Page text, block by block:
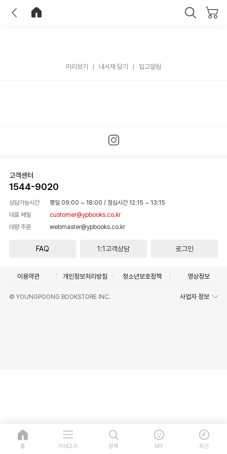
미리보기 내서재 담기 입고알림
고객센터
1544-9020
상담가능시간 평일 09:00 ~ 18:00 / 점심시간 12:15 ~ 13:15
대표 메일
customer@ypbooks.co.kr
대량 주문
webmaster@ypbooks.co.kr
FAQ 1:1고객상담 로그인
이용약관 개인정보처리방침 청소년보호정책 영상정보
© YOUNGPOONG BOOKSTORE INC. 사업자 정보
홈 카테고리 검색 MY 최근